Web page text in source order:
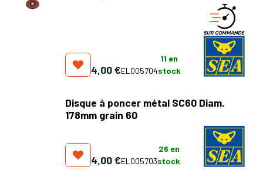
4,00€EL005704
11 en
stock
Disque à poncer métal SC60 Diam.
178mm grain 60
4,00€EL005703
26 en
stock